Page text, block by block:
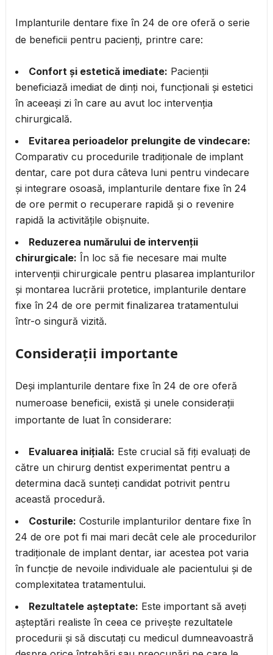
Implanturile dentare fixe în 24 de ore oferă o serie
de beneficii pentru pacienți, printre care:
Confort și estetică imediate: Pacienții
beneficiază imediat de dinți noi, funcționali și estetici
în aceeași zi în care au avut loc intervenția
chirurgicală.
Evitarea perioadelor prelungite de vindecare:
Comparativ cu procedurile tradiționale de implant
dentar, care pot dura câteva luni pentru vindecare
și integrare osoasă, implanturile dentare fixe în 24
de ore permit o recuperare rapidă și o revenire
rapidă la activitățile obișnuite.
Reduzerea numărului de intervenții
chirurgicale: În loc să fie necesare mai multe
intervenții chirurgicale pentru plasarea implanturilor
și montarea lucrării protetice, implanturile dentare
fixe în 24 de ore permit finalizarea tratamentului
într-o singură vizită.
Considerații importante
Deși implanturile dentare fixe în 24 de ore oferă
numeroase beneficii, există și unele considerații
importante de luat în considerare:
Evaluarea inițială: Este crucial să fiți evaluați de
către un chirurg dentist experimentat pentru a
determina dacă sunteți candidat potrivit pentru
această procedură.
Costurile: Costurile implanturilor dentare fixe în
24 de ore pot fi mai mari decât cele ale procedurilor
tradiționale de implant dentar, iar acestea pot varia
în funcție de nevoile individuale ale pacientului și de
complexitatea tratamentului.
Rezultatele așteptate: Este important să aveți
așteptări realiste în ceea ce privește rezultatele
procedurii și să discutați cu medicul dumneavoastră